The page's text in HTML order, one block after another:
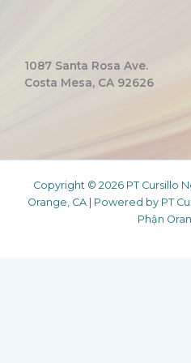
1087 Santa Rosa Ave.
Costa Mesa, CA 92626
Copyright © 2026 PT Cursillo
Orange, CA | Powered by PT
Phận